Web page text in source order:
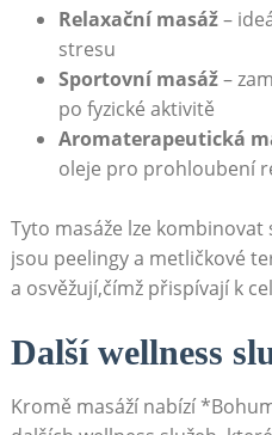
Relaxační masáž–
stresu
Sportovní masáž–
po ⁣fyzické aktivitě
Aromaterapeutická​
oleje pro prohloubení
Tyto‍ masáže ⁤lze⁣
jsou peelingy a metličkové
a osvěžují,čímž ‌přispívají ‍k
Další wellness
Kromě masáží ⁤nabízí